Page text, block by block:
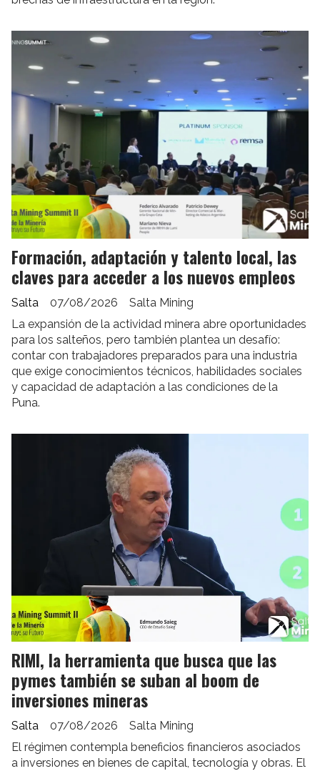
Formación, adaptación y talento local, las
claves para acceder a los nuevos empleos
Salta Mining
Salta
07/08/2026
La expansión de la actividad minera abre oportunidades
para los salteños, pero también plantea un desafío:
contar con trabajadores preparados para una industria
que exige conocimientos técnicos, habilidades sociales
y capacidad de adaptación a las condiciones de la
Puna.
RIMI, la herramienta que busca que las
pymes también se suban al boom de
inversiones mineras
Salta Mining
Salta
07/08/2026
El régimen contempla beneficios financieros asociados
a inversiones en bienes de capital, tecnología y obras. El